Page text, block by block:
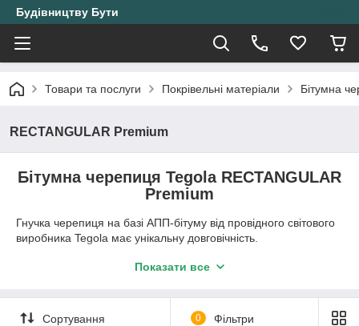
Будівництву Бути
Товари та послуги Покрівельні матеріали Бітумна
RECTANGULAR Premium
Бітумна черепиця Tegola RECTANGULAR
Premium
Гнучка черепиця на базі АПП-бітуму від провідного світового
виробника Tegola має унікальну довговічність.
Rectangular. Історична бітумна черепиця прямокутної форми
Показати все
Сортування 0 Фільтри